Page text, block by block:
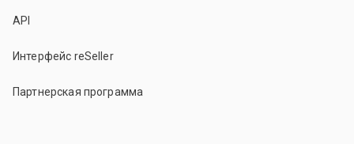
API
Интерфейс reSeller
Партнерская программа